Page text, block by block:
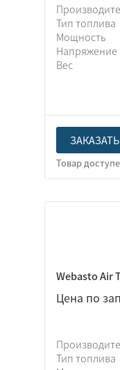
Тип топлива
Мощность
Напряжение
Вес
ЗАКАЗАТЬ
Webasto Air
Цена по
Тип топлива